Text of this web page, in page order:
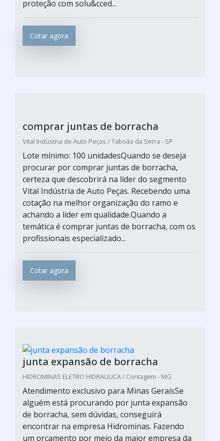
proteção com solu&cced...
Cotar agora
comprar juntas de borracha
Vital Indústria de Auto Peças / Taboão da Serra - SP
Lote mínimo: 100 unidadesQuando se deseja
procurar por comprar juntas de borracha,
certeza que descobrirá na líder do segmento
Vital Indústria de Auto Peças. Recebendo uma
cotação na melhor organização do ramo e
achando a líder em qualidade.Quando a
temática é comprar juntas de borracha, com os
profissionais especializado...
Cotar agora
junta expansão de borracha
HIDROMINAS ELETRO HIDRAULICA / Contagem - MG
Atendimento exclusivo para Minas GeraisSe
alguém está procurando por junta expansão
de borracha, sem dúvidas, conseguirá
encontrar na empresa Hidrominas. Fazendo
um orçamento por meio da maior empresa da